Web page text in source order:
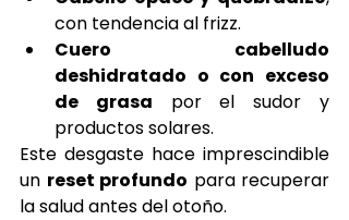
con tendencia al frizz.
Cuero cabelludo
deshidratado o con exceso
de grasa por el sudor y
productos solares.
Este desgaste hace imprescindible
un reset profundo para recuperar
la salud antes del otoño.